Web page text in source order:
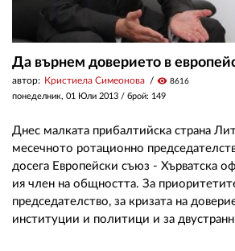
Да върнем доверието в
автор: Кристиела Симеонова visibility 8616
понеделник, 01 Юли 2013 / брой: 149
Днес малката прибалтийска страна
месечното ротационно
досега Европейски съюз - Хърватска
ия член на общността. За
председателство, за кризата на
институции и политици и за